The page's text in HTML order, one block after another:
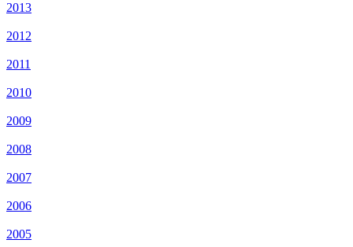
2013
2012
2011
2010
2009
2008
2007
2006
2005